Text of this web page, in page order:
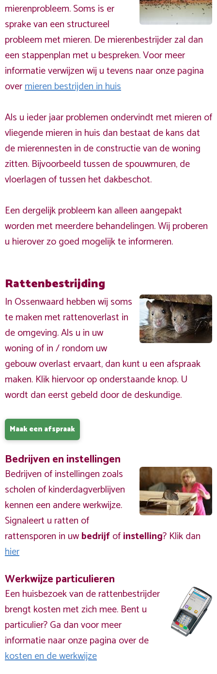
mierenprobleem. Soms is er
sprake van een structureel
probleem met mieren. De mierenbestrijder zal dan
een stappenplan met u bespreken. Voor meer
informatie verwijzen wij u tevens naar onze pagina
overmieren bestrijden in huis
Als u ieder jaar problemen ondervindt met mieren of
vliegende mieren in huis dan bestaat de kans dat
de mierennesten in de constructie van de woning
zitten. Bijvoorbeeld tussen de spouwmuren, de
vloerlagen of tussen het dakbeschot.
Een dergelijk probleem kan alleen aangepakt
worden met meerdere behandelingen. Wij proberen
u hierover zo goed mogelijk te informeren.
Rattenbestrijding
In Ossenwaard hebben wij soms
te maken met rattenoverlast in
de omgeving. Als u in uw
woning of in / rondom uw
gebouw overlast ervaart, dan kunt u een afspraak
maken. Klik hiervoor op onderstaande knop. U
wordt dan eerst gebeld door de deskundige.
Maak een afspraak
Bedrijven en instellingen
Bedrijven of instellingen zoals
scholen of kinderdagverblijven
kennen een andere werkwijze.
Signaleert u ratten of
rattensporen in uwbedrijfofinstelling? Klik dan
hier
Werkwijze particulieren
Een huisbezoek van de rattenbestrijder
brengt kosten met zich mee. Bent u
particulier? Ga dan voor meer
informatie naar onze pagina over de
kosten en de werkwijze